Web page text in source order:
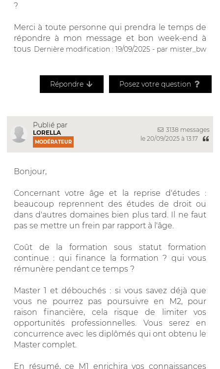
?
Merci à toute personne qui prendra le temps de
répondre à mon message et bon week-end à
tous Dernière modification : 19/09/2025 - par mister_bw
Répondre Posez votre question
Publié par
LORELLA
MODÉRATEUR
3138 messages
le 20/09/2025 à 13:17
Bonjour,
Concernant votre âge et la reprise d'études :
beaucoup reprennent des études de droit ou
dans d'autres domaines bien plus tard. Il ne faut
pas se mettre un frein par rapport à l'âge.
Coût de la formation sous statut formation
continue : qui finance la formation ? qui vous
rémunère pendant ce temps ?
Master 1 et débouchés : si vous savez déjà que
vous ne pourrez pas poursuivre en M2, pour
raison financière, cela risque de limiter vos
opportunités professionnelles. Vous serez en
concurrence avec les diplômés qui ont obtenu le
Master complet.
En résumé, ce M1 enrichira vos connaissances